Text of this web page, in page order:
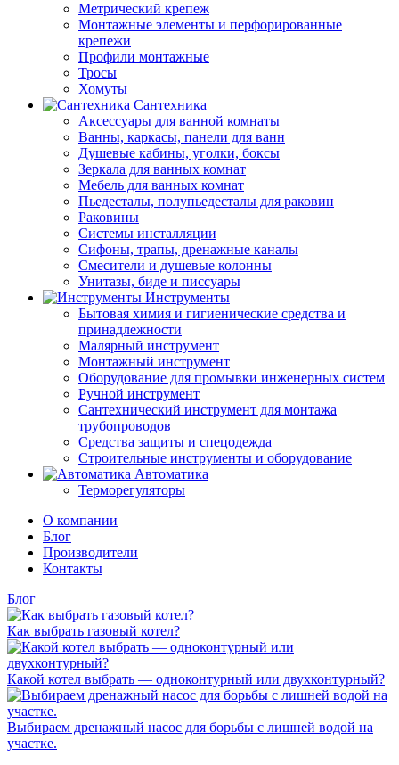
Метрический крепеж
Монтажные элементы и перфорированные
крепежи
Профили монтажные
Тросы
Хомуты
Сантехника
Аксессуары для ванной комнаты
Ванны, каркасы, панели для ванн
Душевые кабины, уголки, боксы
Зеркала для ванных комнат
Мебель для ванных комнат
Пьедесталы, полупьедесталы для раковин
Раковины
Системы инсталляции
Сифоны, трапы, дренажные каналы
Смесители и душевые колонны
Унитазы, биде и писсуары
Инструменты
Бытовая химия и гигиенические средства и
принадлежности
Малярный инструмент
Монтажный инструмент
Оборудование для промывки инженерных систем
Ручной инструмент
Сантехнический инструмент для монтажа
трубопроводов
Средства защиты и спецодежда
Строительные инструменты и оборудование
Автоматика
Терморегуляторы
О компании
Блог
Производители
Контакты
Блог
Как выбрать газовый котел?
Какой котел выбрать — одноконтурный или двухконтурный?
Выбираем дренажный насос для борьбы с лишней водой на
участке.